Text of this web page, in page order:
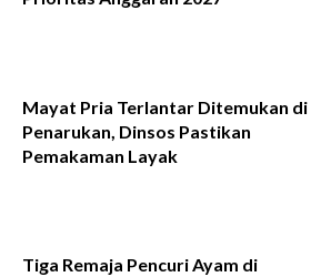
Mayat Pria Terlantar Ditemukan di
Penarukan, Dinsos Pastikan
Pemakaman Layak
Tiga Remaja Pencuri Ayam di